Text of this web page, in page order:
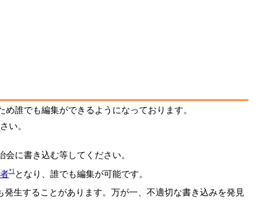
誰でも編集ができるようになっております。
い。
に書き込む等してください。
*1となり、誰でも編集が可能です。
発生することがあります。万が一、不適切な書き込みを発見